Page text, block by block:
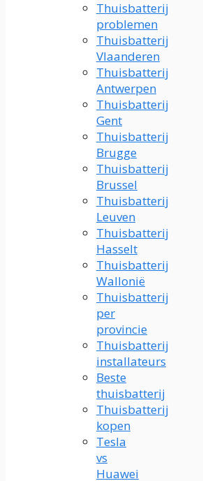
Thuisbatterij
problemen
Thuisbatterij
Vlaanderen
Thuisbatterij
Antwerpen
Thuisbatterij
Gent
Thuisbatterij
Brugge
Thuisbatterij
Brussel
Thuisbatterij
Leuven
Thuisbatterij
Hasselt
Thuisbatterij
Wallonië
Thuisbatterij
per
provincie
Thuisbatterij
installateurs
Beste
thuisbatterij
Thuisbatterij
kopen
Tesla
vs
Huawei